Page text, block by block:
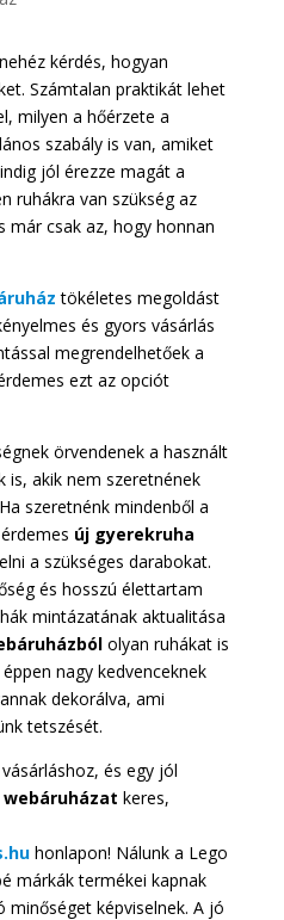
kérdés, hogyan
Számtalan praktikát lehet
milyen a hőérzete a
szabály is van, amiket
jól érezze magát a
ruhákra van szükség az
már csak az, hogy honnan
tökéletes megoldást
és gyors vásárlás
megrendelhetőek a
ezt az opciót
örvendenek a használt
is, akik nem szeretnének
szeretnénk mindenből a
új gyerekruha
a szükséges darabokat.
és hosszú élettartam
mintázatának aktualitása
olyan ruhákat is
nagy kedvenceknek
dekorálva, ami
tetszését.
és egy jól
keres,
honlapon! Nálunk a Lego
márkák termékei kapnak
minőséget képviselnek. A jó